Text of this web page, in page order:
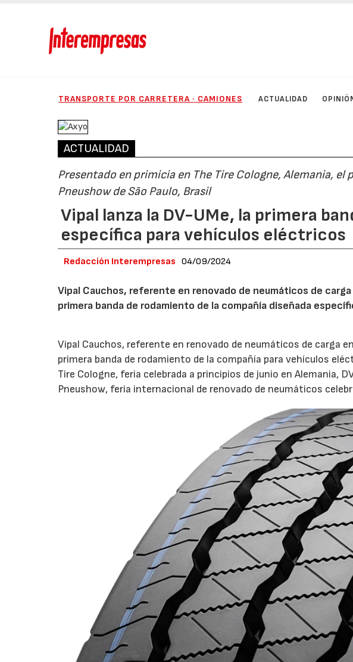
TRANSPORTE POR CARRETERA · CAMIONES ACTUALIDAD
ACTUALIDAD
Presentado en primicia en The Tire Cologne, Alemania,
Pneushow de São Paulo, Brasil
Vipal lanza la DV-UMe, la primera
específica para vehículos eléctricos
Redacción Interempresas 04/09/2024
Vipal Cauchos, referente en renovado de neumáticos de
primera banda de rodamiento de la compañía diseñada
Vipal Cauchos, referente en renovado de neumáticos de carga
primera banda de rodamiento de la compañía para vehículos
Tire Cologne, feria celebrada a principios de junio en Alemania,
Pneushow, feria internacional de renovado de neumáticos